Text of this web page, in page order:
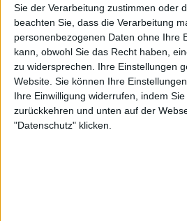
Sie der Verarbeitung zustimmen oder
beachten Sie, dass die Verarbeitung
personenbezogenen Daten ohne Ihre
kann, obwohl Sie das Recht haben,
zu widersprechen. Ihre Einstellungen
Website. Sie können Ihre
Ihre Einwilligung widerrufen, indem
zurückkehren und unten auf der
"Datenschutz" klicken.
6:33 - Orphan Of Good
BAND 6:33
WERTUNG
STILE